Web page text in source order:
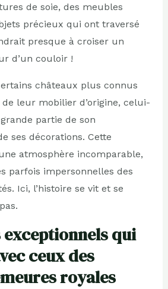
de soie, des meubles
précieux qui ont traversé
presque à croiser un
d’un couloir !
châteaux plus connus
leur mobilier d’origine, celui-
partie de son
ses décorations. Cette
atmosphère incomparable,
parfois impersonnelles des
Ici, l’histoire se vit et se
qui
ceux des
royales